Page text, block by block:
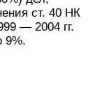
ст. 40 НК
— 2004 гг.
9%.